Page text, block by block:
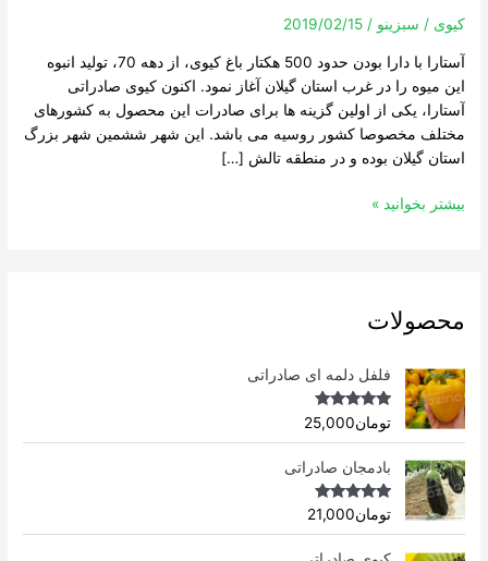
کیوی / سبزینو/
2019/02/15
آستارا با دارا بودن حدود 500 هکتار باغ کیوی، از دهه 70، تولید انبوه
این میوه را در غرب استان گیلان آغاز نمود. اکنون کیوی صادراتی
آستارا، یکی از اولین گزینه ها برای صادرات این محصول به کشورهای
مختلف مخصوصا کشور روسیه می باشد. این شهر ششمین شهر بزرگ
استان گیلان بوده و در منطقه تالش […]
آستارا
بیشتر بخوانید »
محصولات
فلفل دلمه ای صادراتی
Rated4.96
out of 5
تومان25,000
بادمجان صادراتی
Rated4.75
out of 5
تومان21,000